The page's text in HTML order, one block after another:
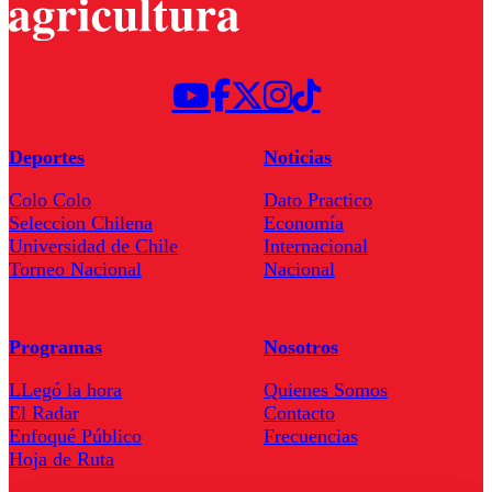
Deportes
Colo Colo
Seleccion Chilena
Universidad de Chile
Torneo Nacional
Noticias
Dato Practico
Economía
Internacional
Nacional
Programas
LLegó la hora
El Radar
Enfoqué Público
Hoja de Ruta
Nosotros
Quienes Somos
Contacto
Frecuencias